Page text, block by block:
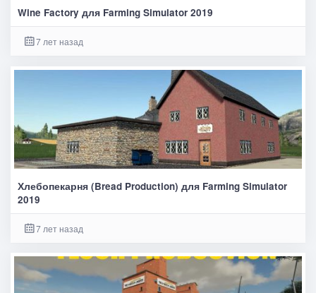
Wine Factory для Farming Simulator 2019
7 лет назад
Хлебопекарня (Bread Production) для Farming Simulator
2019
7 лет назад